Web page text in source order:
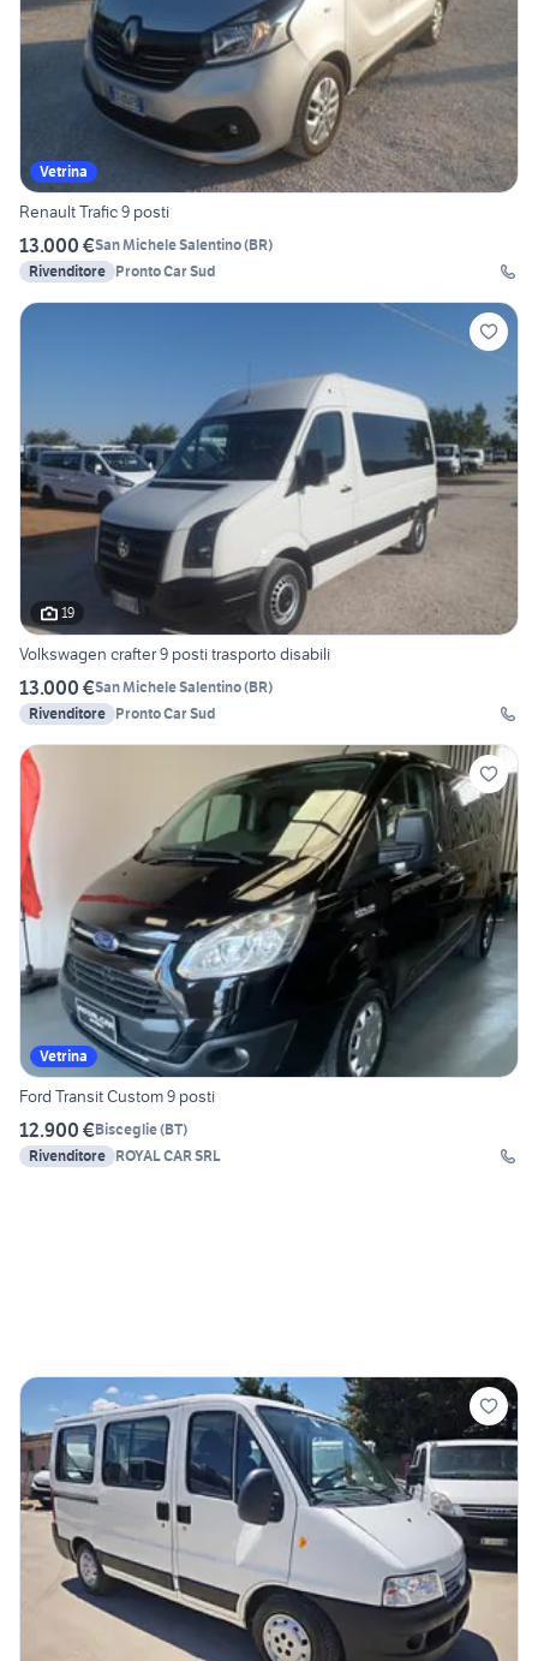
Vetrina
Renault Trafic 9 posti
13.000 €San Michele Salentino(BR)
Rivenditore Pronto Car Sud
19
Volkswagen crafter 9 posti trasporto disabili
13.000 €San Michele Salentino(BR)
Rivenditore Pronto Car Sud
Vetrina
Ford Transit Custom 9 posti
12.900 €Bisceglie(BT)
Rivenditore ROYAL CAR SRL